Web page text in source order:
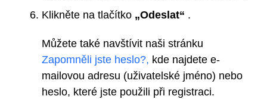
Klikněte na tlačítko „Odeslat“ .
Můžete také navštívit naši stránku
Zapomněli jste heslo?, kde najdete e-
mailovou adresu (uživatelské jméno) nebo
heslo, které jste použili při registraci.